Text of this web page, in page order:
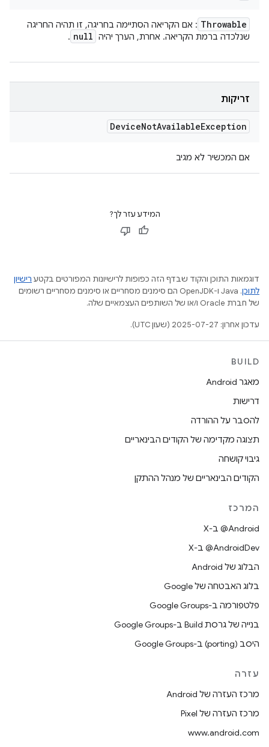
Throwable : אם הקריאה הסתיימה בחריגה, זו תהיה החריגה
שנלכדה ברמת הקריאה. אחרת, הערך יהיה null
.
זריקות
DeviceNotAvailableException
אם המכשיר לא מגיב
המידע עזר לך?
דוגמאות התוכן והקוד שבדף הזה כפופות לרישיונות המפורטים בקטע רישיון
לתוכן
.‏ Java ו-OpenJDK הם סימנים מסחריים או סימנים מסחריים רשומים
של חברת Oracle ו/או של השותפים העצמאיים שלה.
עדכון אחרון: 2025-07-27 (שעון UTC).
BUILD
מאגר Android
דרישות
להסבר על ההורדה
תצוגה מקדימה של הקודים הבינאריים
גיבוי קושחה
הקודים הבינאריים של מנהל ההתקן
המרכז
‫‎@Android ב-X
‫‎@AndroidDev ב-X
הבלוג של Android
בלוג האבטחה של Google
פלטפורמה ב-Google Groups
בנייה של גרסת Build ב-Google Groups
היסב (porting) ב-Google Groups
עזרה
מרכז העזרה של Android
מרכז העזרה של Pixel
www.android.com